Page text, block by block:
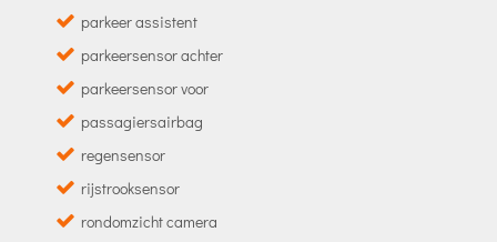
parkeer assistent
parkeersensor achter
parkeersensor voor
passagiersairbag
regensensor
rijstrooksensor
rondomzicht camera